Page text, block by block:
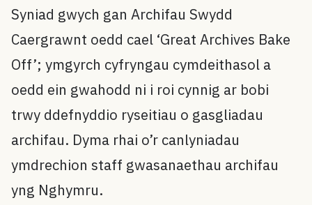
Syniad gwych gan Archifau Swydd
Caergrawnt oedd cael ‘Great Archives Bake
Off’; ymgyrch cyfryngau cymdeithasol a
oedd ein gwahodd ni i roi cynnig ar bobi
trwy ddefnyddio ryseitiau o gasgliadau
archifau. Dyma rhai o’r canlyniadau
ymdrechion staff gwasanaethau archifau
yng Nghymru.